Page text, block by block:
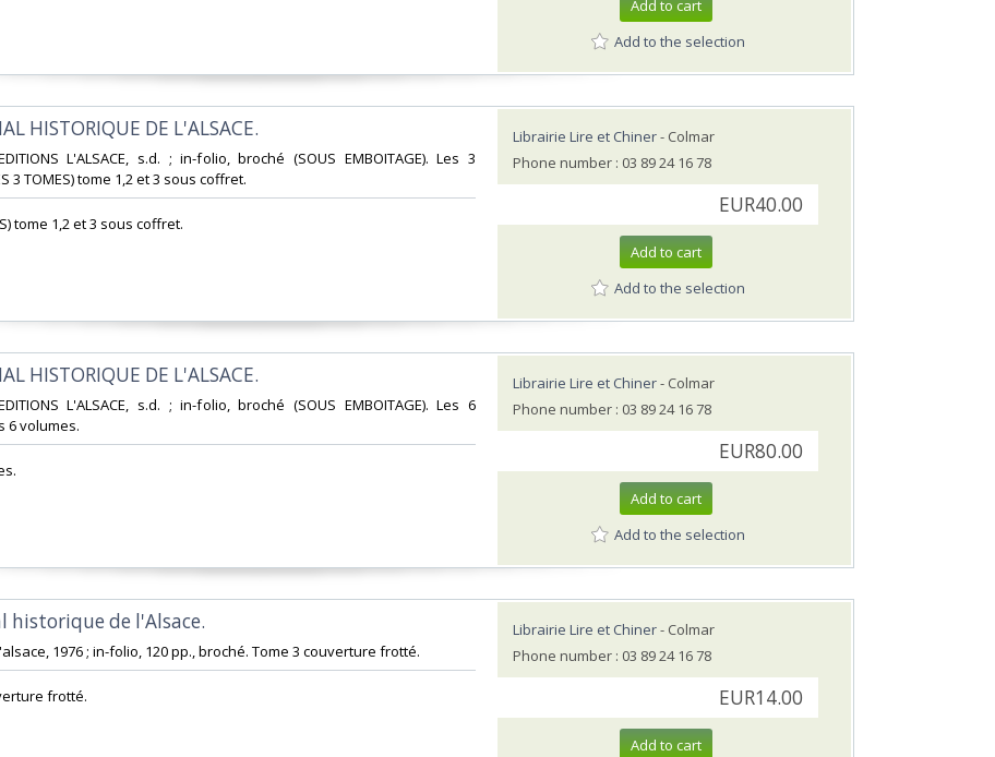
Add to cart
Add to the selection
HISTORIQUE DE L'ALSACE.
L'ALSACE, s.d. ; in-folio, broché (SOUS EMBOITAGE). Les 3
3 TOMES) tome 1,2 et 3 sous coffret.‎
tome 1,2 et 3 sous coffret.‎
Librairie Lire et Chiner- Colmar
Phone number : 03 89 24 16 78
EUR40.00
Add to cart
Add to the selection
HISTORIQUE DE L'ALSACE.
L'ALSACE, s.d. ; in-folio, broché (SOUS EMBOITAGE). Les 6
6 volumes.‎
Librairie Lire et Chiner- Colmar
Phone number : 03 89 24 16 78
EUR80.00
Add to cart
Add to the selection
historique de l'Alsace.
1976 ; in-folio, 120 pp., broché. Tome 3 couverture frotté.‎
frotté.‎
Librairie Lire et Chiner- Colmar
Phone number : 03 89 24 16 78
EUR14.00
Add to cart